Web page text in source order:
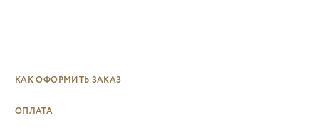
КАК ОФОРМИТЬ ЗАКАЗ
ОПЛАТА